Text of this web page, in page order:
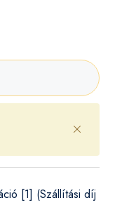
[1] (Szállítási díj